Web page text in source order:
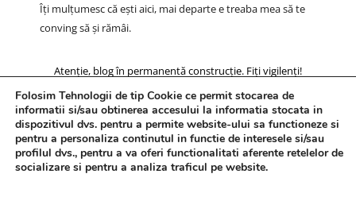
Îți mulțumesc că ești aici, mai departe e treaba mea să te
conving să și rămâi.
Atenție, blog în permanentă construcție. Fiți vigilenți!
Folosim Tehnologii de tip Cookie ce permit stocarea de
informatii si/sau obtinerea accesului la informatia stocata in
dispozitivul dvs. pentru a permite website-ului sa functioneze si
pentru a personaliza continutul in functie de interesele si/sau
profilul dvs., pentru a va oferi functionalitati aferente retelelor de
socializare si pentru a analiza traficul pe website.